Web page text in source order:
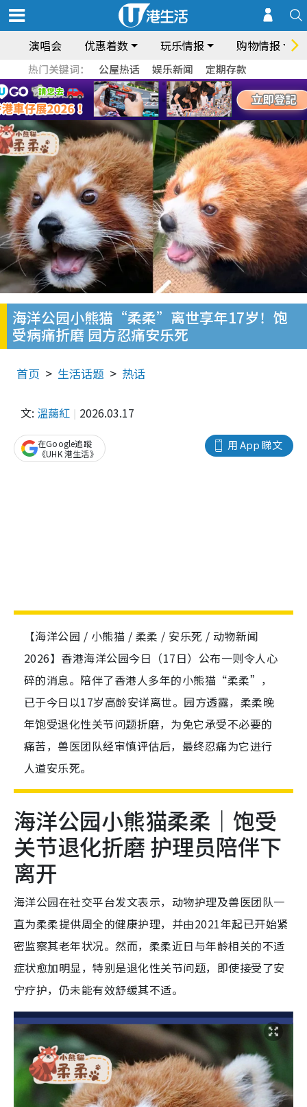
演唱会 优惠着数 玩乐情报 购物情报
热门关键词： 公屋热话 娱乐新闻 定期存款
海洋公园小熊猫“柔柔”离世享年17岁！饱
受病痛折磨 园方忍痛安乐死
首页 生活话题 热话
文: 溫藹紅 2026.03.17
用 App 睇文
在Google追蹤
《UHK 港生活》
【海洋公园 / 小熊猫 / 柔柔 / 安乐死 / 动物新闻
2026】香港海洋公园今日（17日）公布一则令人心
碎的消息。陪伴了香港人多年的小熊猫“柔柔”，
已于今日以17岁高龄安详离世。园方透露，柔柔晚
年饱受退化性关节问题折磨，为免它承受不必要的
痛苦，兽医团队经审慎评估后，最终忍痛为它进行
人道安乐死。
海洋公园小熊猫柔柔｜饱受
关节退化折磨 护理员陪伴下
离开
海洋公园在社交平台发文表示，动物护理及兽医团队一
直为柔柔提供周全的健康护理，并由2021年起已开始紧
密监察其老年状况。然而，柔柔近日与年龄相关的不适
症状愈加明显，特别是退化性关节问题，即使接受了安
宁疗护，仍未能有效舒缓其不适。